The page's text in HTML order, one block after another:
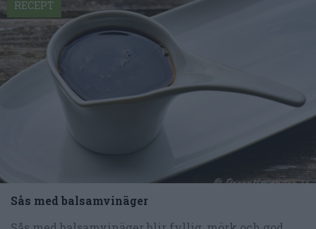
Sås med balsamvinäger
RECEPT